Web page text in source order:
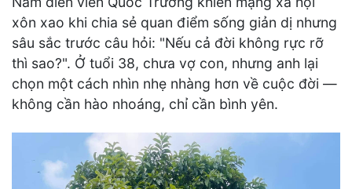
xôn xao khi chia sẻ quan điểm sống giản dị nhưng
sâu sắc trước câu hỏi: "Nếu cả đời không rực rỡ
thì sao?". Ở tuổi 38, chưa vợ con, nhưng anh lại
chọn một cách nhìn nhẹ nhàng hơn về cuộc đời —
không cần hào nhoáng, chỉ cần bình yên.